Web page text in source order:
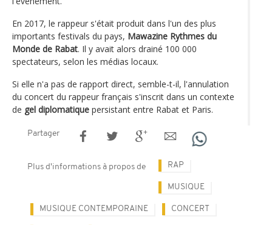
En 2017, le rappeur s'était produit dans l'un des plus
importants festivals du pays, Mawazine Rythmes du
Monde de Rabat. Il y avait alors drainé 100 000
spectateurs, selon les médias locaux.
Si elle n'a pas de rapport direct, semble-t-il, l'annulation
du concert du rappeur français s'inscrit dans un contexte
de gel diplomatique persistant entre Rabat et Paris.
Partager
Plus d'informations à propos de RAP
MUSIQUE
MUSIQUE CONTEMPORAINE CONCERT